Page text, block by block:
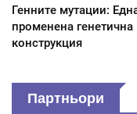
Генните мутации:
променена генетична
конструкция
Партньори